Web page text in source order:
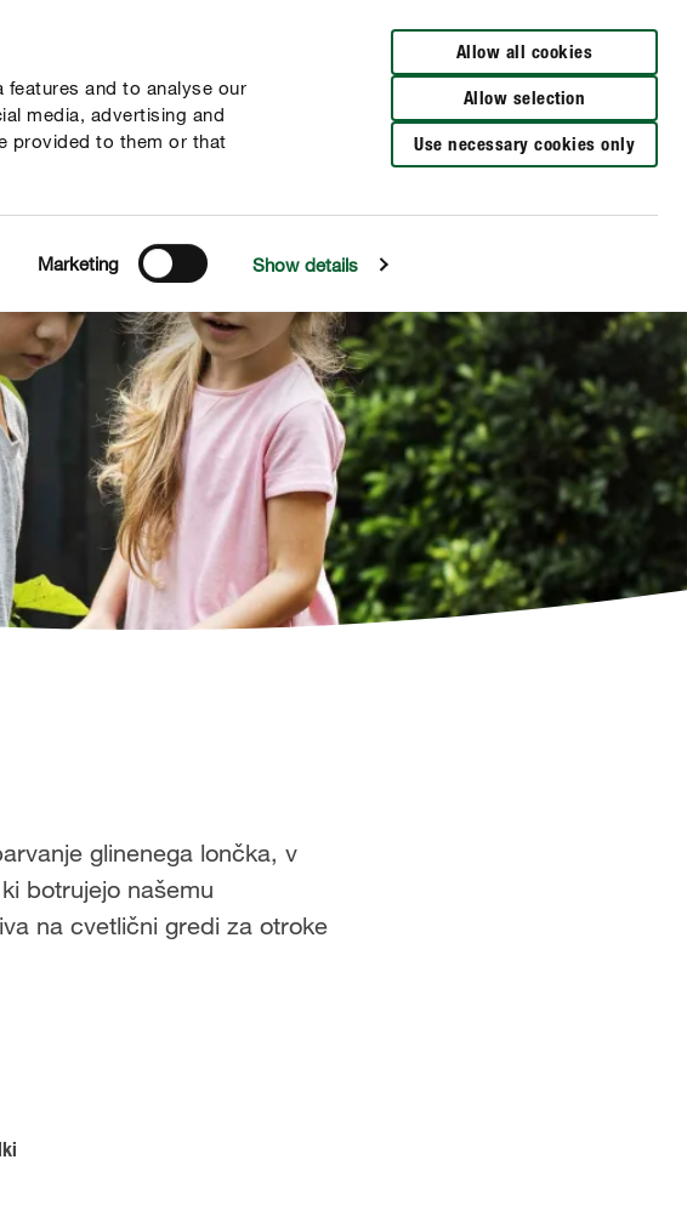
and to analyse our
media, advertising and
provided to them or that
Marketing Show details
Allow all cookies
Allow selection
Use necessary cookies only
glinenega lončka, v
botrujejo našemu
na cvetlični gredi za otroke